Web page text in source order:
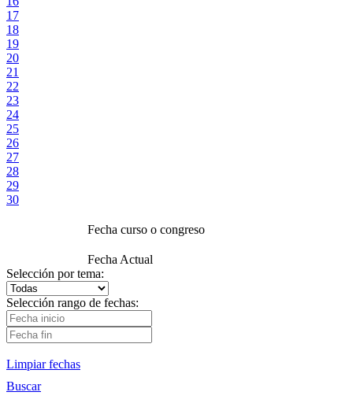
17
18
19
20
21
22
23
24
25
26
27
28
29
30
Fecha curso o congreso
Fecha Actual
Selección por tema:
Selección rango de fechas:
Limpiar fechas
Buscar